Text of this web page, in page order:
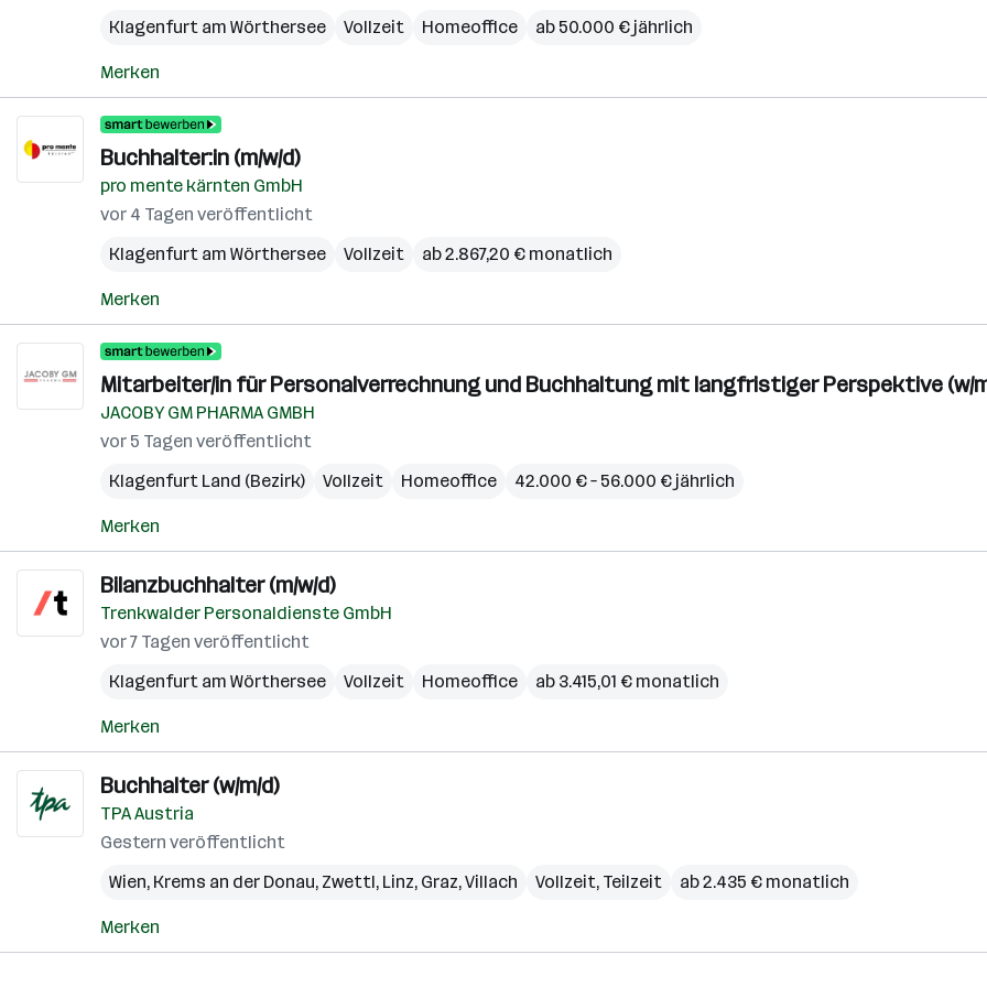
Klagenfurt am Wörthersee Vollzeit Homeoffice ab 50.000 € jährlich
Merken
Buchhalter:in (m/w/d)
pro mente kärnten GmbH
vor 4 Tagen veröffentlicht
Klagenfurt am Wörthersee
Vollzeit ab 2.867,20 € monatlich
Merken
Mitarbeiter/in für Personalverrechnung und Buchhaltung mit langfristiger Perspektive (w/
JACOBY GM PHARMA GMBH
vor 5 Tagen veröffentlicht
Klagenfurt Land (Bezirk)
Vollzeit Homeoffice 42.000 € – 56.000 € jährlich
Merken
Bilanzbuchhalter (m/w/d)
Trenkwalder Personaldienste GmbH
vor 7 Tagen veröffentlicht
Klagenfurt am Wörthersee
Vollzeit Homeoffice ab 3.415,01 € monatlich
Merken
Buchhalter (w/m/d)
TPA Austria
Gestern veröffentlicht
Wien, Krems an der Donau, Zwettl, Linz, Graz,Villach Vollzeit, Teilzeit ab 2.435 € monatlich
Merken